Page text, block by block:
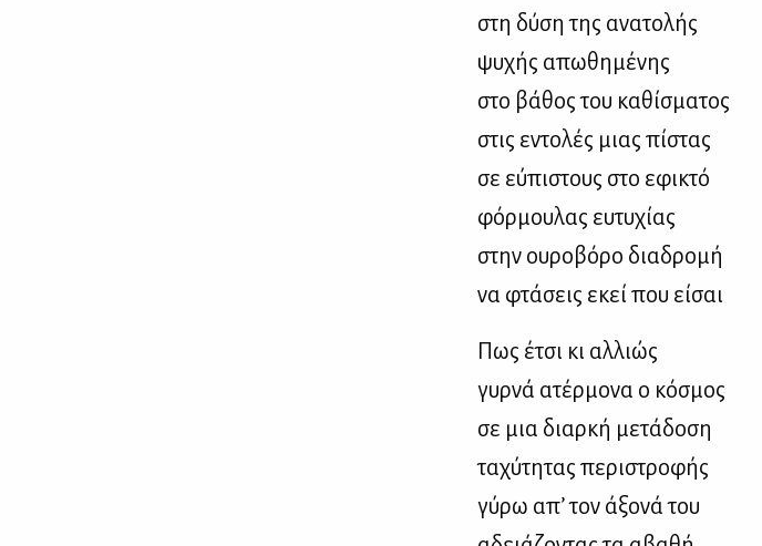
στη δύ­ση της ανα­το­λής
ψυ­χής απω­θη­μέ­νης
στο βά­θος του κα­θί­σμα­τος
στις εντο­λές μιας πί­στας
σε εύ­πι­στους στο εφι­κτό
φόρ­μου­λας ευ­τυ­χί­ας
στην ου­ρο­βό­ρο δια­δρο­μή
να φτά­σεις εκεί που εί­σαι
Πως έτσι κι αλ­λιώς
γυρ­νά ατέρ­μο­να ο κό­σμος
σε μια διαρ­κή με­τά­δο­ση
τα­χύ­τη­τας πε­ρι­στρο­φής
γύ­ρω απ’ τον άξο­νά του